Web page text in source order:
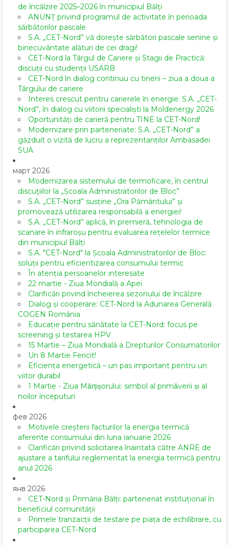
de încălzire 2025–2026 în municipiul Bălți
ANUNȚ privind programul de activitate în perioada
sărbătorilor pascale
S.A. „CET-Nord” vă dorește sărbători pascale senine și
binecuvântate alături de cei dragi!
CET-Nord la Târgul de Cariere și Stagii de Practică:
discuții cu studenții USARB
CET-Nord în dialog continuu cu tinerii – ziua a doua a
Târgului de cariere
Interes crescut pentru carierele în energie: S.A. „CET-
Nord”, în dialog cu viitorii specialiști la Moldenergy 2026
Oportunități de carieră pentru TINE la CET-Nord!
Modernizare prin parteneriate: S.A. „CET-Nord” a
găzduit o vizită de lucru a reprezentanților Ambasadei
SUA
март 2026
Modernizarea sistemului de termoficare, în centrul
discuțiilor la „Școala Administratorilor de Bloc”
S.A. „CET-Nord” susține „Ora Pământului” și
promovează utilizarea responsabilă a energiei!
S.A. „CET-Nord” aplică, în premieră, tehnologia de
scanare în infraroșu pentru evaluarea rețelelor termice
din municipiul Bălți
S.A. "CET-Nord" la Școala Administratorilor de Bloc:
soluții pentru eficientizarea consumului termic
În atenția persoanelor interesate
22 martie - Ziua Mondială a Apei
Clarificări privind încheierea sezonului de încălzire
Dialog și cooperare: CET-Nord la Adunarea Generală
COGEN România
Educație pentru sănătate la CET-Nord: focus pe
screening și testarea HPV
15 Martie – Ziua Mondială a Drepturilor Consumatorilor
Un 8 Martie Fericit!
Eficiența energetică – un pas important pentru un
viitor durabil
1 Martie - Ziua Mărțișorului: simbol al primăverii și al
noilor începuturi
фев 2026
Motivele creșterii facturilor la energia termică
aferente consumului din luna ianuarie 2026
Clarificări privind solicitarea înaintată către ANRE de
ajustare a tarifului reglementat la energia termică pentru
anul 2026
янв 2026
CET-Nord și Primăria Bălți: parteneriat instituțional în
beneficiul comunității
Primele tranzacții de testare pe piața de echilibrare, cu
participarea CET-Nord